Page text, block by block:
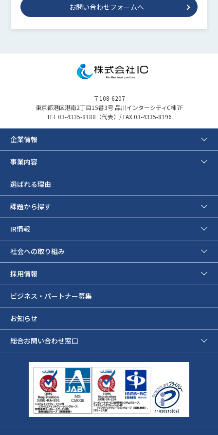
お問い合わせフォームへ
〒108-6207
東京都港区港南2丁目15番3号 品川インターシティC棟7F
TEL 03-4335-8188 （代表）/ FAX 03-4335-8196
企業情報
事業内容
選ばれる理由
課題から探す
IR情報
社会への取り組み
採用情報
ビジネス・パートナー募集
お知らせ
総合お問い合わせ窓口